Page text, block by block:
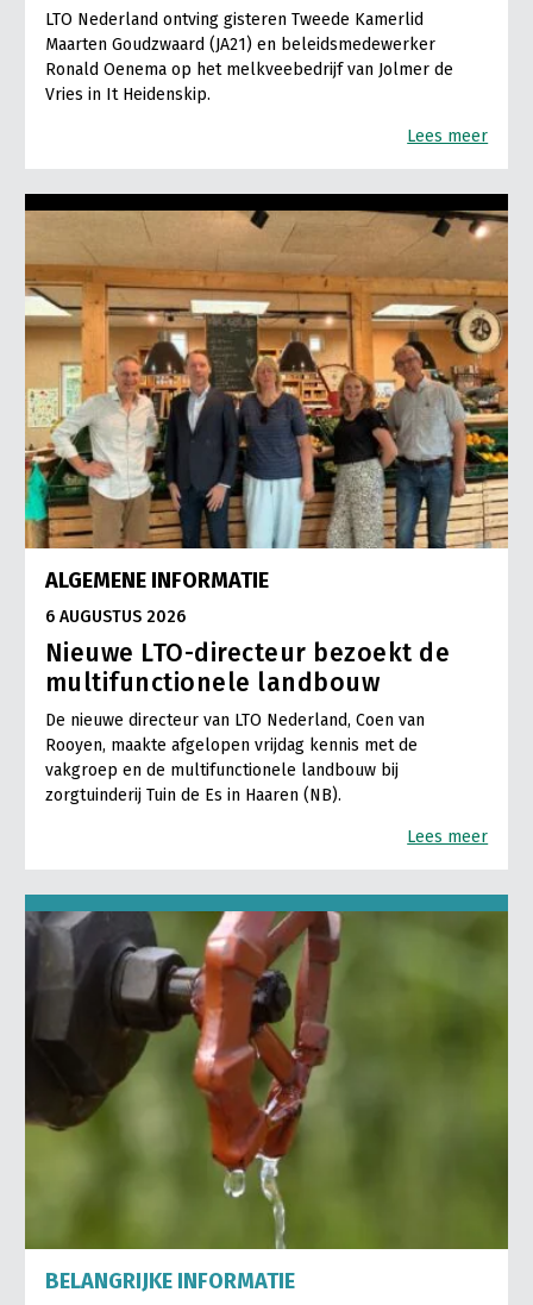
LTO Nederland ontving gisteren Tweede Kamerlid
Maarten Goudzwaard (JA21) en beleidsmedewerker
Ronald Oenema op het melkveebedrijf van Jolmer de
Vries in It Heidenskip.
Lees meer
ALGEMENE INFORMATIE
6 AUGUSTUS 2026
Nieuwe LTO-directeur bezoekt de
multifunctionele landbouw
De nieuwe directeur van LTO Nederland, Coen van
Rooyen, maakte afgelopen vrijdag kennis met de
vakgroep en de multifunctionele landbouw bij
zorgtuinderij Tuin de Es in Haaren (NB).
Lees meer
BELANGRIJKE INFORMATIE